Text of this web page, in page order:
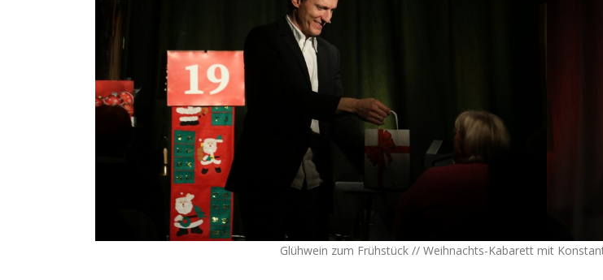
Glühwein zum Frühstück // Weihnachts-Kabarett mit